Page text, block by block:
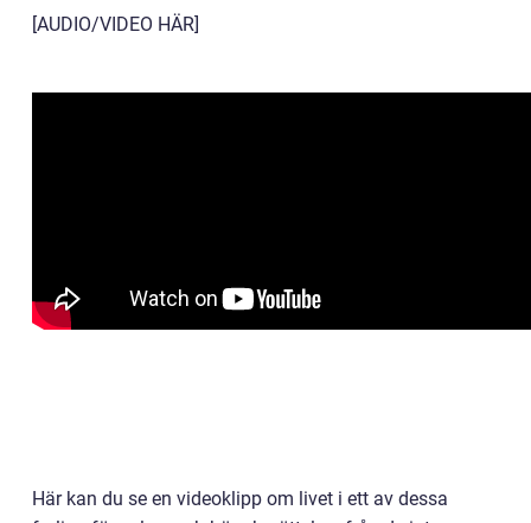
[AUDIO/VIDEO HÄR]
Här kan du se en videoklipp om livet i ett av dessa